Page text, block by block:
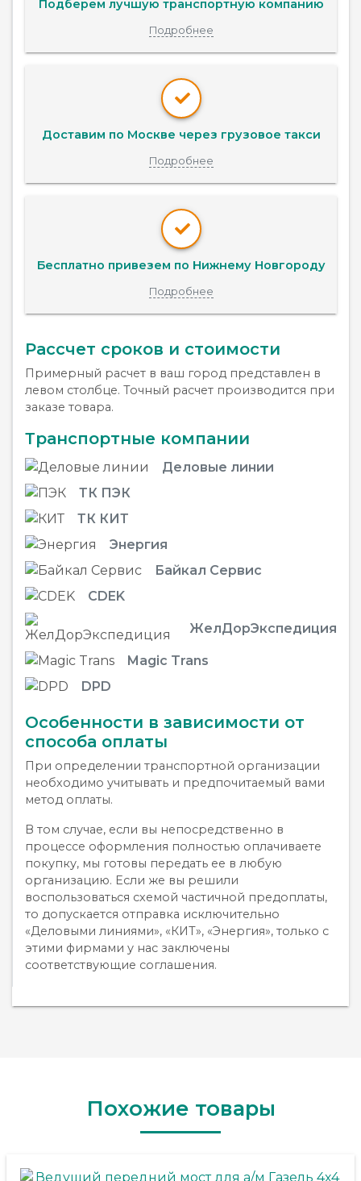
Подберем лучшую транспортную компанию
Подробнее
Доставим по Москве через грузовое такси
Подробнее
Бесплатно привезем по Нижнему Новгороду
Подробнее
Рассчет сроков и стоимости
Примерный расчет в ваш город представлен в
левом столбце. Точный расчет производится при
заказе товара.
Транспортные компании
Деловые линии
ТК ПЭК
ТК КИТ
Энергия
Байкал Сервис
CDEK
ЖелДорЭкспедиция
Magic Trans
DPD
Особенности в зависимости от
способа оплаты
При определении транспортной организации
необходимо учитывать и предпочитаемый вами
метод оплаты.
В том случае, если вы непосредственно в
процессе оформления полностью оплачиваете
покупку, мы готовы передать ее в любую
организацию. Если же вы решили
воспользоваться схемой частичной предоплаты,
то допускается отправка исключительно
«Деловыми линиями», «КИТ», «Энергия», только с
этими фирмами у нас заключены
соответствующие соглашения.
Похожие товары